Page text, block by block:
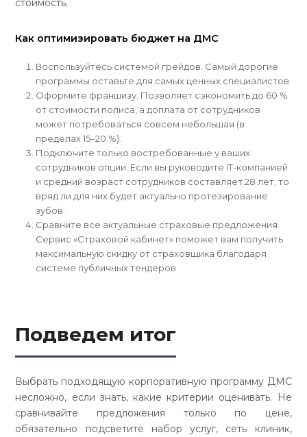
стоимость.
Как оптимизировать бюджет на ДМС
Воспользуйтесь системой грейдов. Самый дорогие
программы оставьте для самых ценных специалистов.
Оформите франшизу. Позволяет сэкономить до 60 %
от стоимости полиса, а доплата от сотрудников
может потребоваться совсем небольшая (в
пределах 15–20 %).
Подключите только востребованные у ваших
сотрудников опции. Если вы руководите IT-компанией
и средний возраст сотрудников составляет 28 лет, то
вряд ли для них будет актуально протезирование
зубов.
Сравните все актуальные страховые предложения.
Сервис «Страховой кабинет» поможет вам получить
максимальную скидку от страховщика благодаря
системе публичных тендеров.
Подведем итог
Выбрать подходящую корпоративную программу ДМС
несложно, если знать, какие критерии оценивать. Не
сравнивайте предложения только по цене,
обязательно подсветите набор услуг, сеть клиник,